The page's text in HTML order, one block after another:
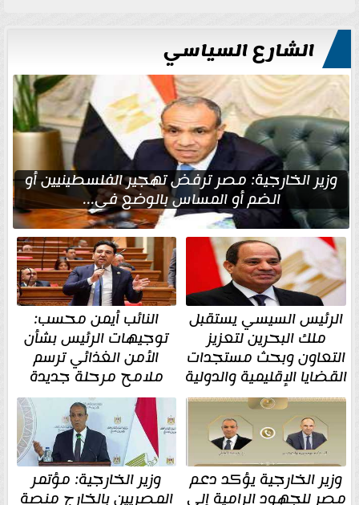
الشارع السياسي
وزير الخارجية: مصر ترفض تهجير الفلسطينيين أو
الضم أو المساس بالوضع في...
الرئيس السيسي يستقبل
ملك البحرين لتعزيز
التعاون وبحث مستجدات
القضايا الإقليمية والدولية
النائب أيمن محسب:
توجيهات الرئيس بشأن
الأمن الغذائي ترسم
ملامح مرحلة جديدة
وزير الخارجية يؤكد دعم
مصر للجهود الرامية إلى
وزير الخارجية: مؤتمر
المصريين بالخارج منصة